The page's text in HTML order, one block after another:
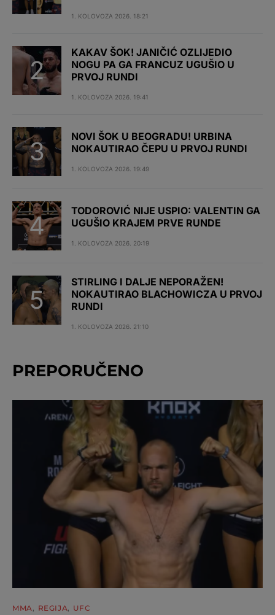
1. KOLOVOZA 2026. 18:21
KAKAV ŠOK! JANIČIĆ OZLIJEDIO
NOGU PA GA FRANCUZ UGUŠIO U
PRVOJ RUNDI
1. KOLOVOZA 2026. 19:41
NOVI ŠOK U BEOGRADU! URBINA
NOKAUTIRAO ČEPU U PRVOJ RUNDI
1. KOLOVOZA 2026. 19:49
TODOROVIĆ NIJE USPIO: VALENTIN GA
UGUŠIO KRAJEM PRVE RUNDE
1. KOLOVOZA 2026. 20:19
STIRLING I DALJE NEPORAŽEN!
NOKAUTIRAO BLACHOWICZA U PRVOJ
RUNDI
1. KOLOVOZA 2026. 21:10
PREPORUČENO
MMA REGIJA UFC